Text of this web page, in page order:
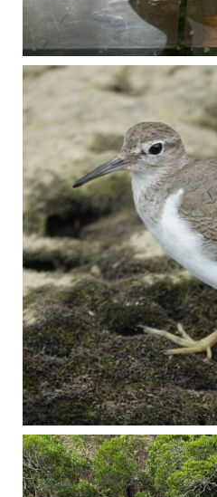
比謝川でよく見られる生き物 「イソシギ」の足に釣り針が(>_<) 比謝川は釣りが可
4月に入り、新人教育の為カヤックから落ちた際の救助の実技練習の風景です。 一人前の